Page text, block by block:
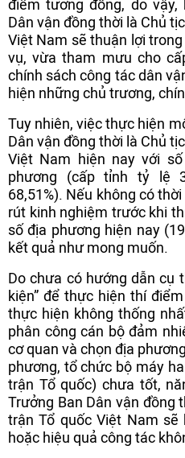
điểm tương đồng, do
Dân vận đồng thời là Chủ
Việt Nam sẽ thuận lợi
vụ, vừa tham mưu cho
chính sách công tác dân
hiện những chủ trương,
Tuy nhiên, việc thực hiện
Dân vận đồng thời là Chủ
Việt Nam hiện nay với
phương (cấp tỉnh tỷ lệ
68,51%). Nếu không có
rút kinh nghiệm trước khi
số địa phương hiện nay
kết quả như mong muốn.
Do chưa có hướng dẫn cụ
kiện” để thực hiện thí
thực hiện không thống
phân công cán bộ đảm
cơ quan và chọn địa
phương, tổ chức bộ máy
trận Tổ quốc) chưa tốt,
Trưởng Ban Dân vận đồng
trận Tổ quốc Việt Nam
hoặc hiệu quả công tác